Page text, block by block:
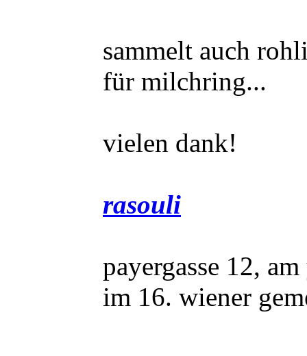
sammelt auch
für milchring...
vielen dank!
rasouli
payergasse 12,
im 16. wiener